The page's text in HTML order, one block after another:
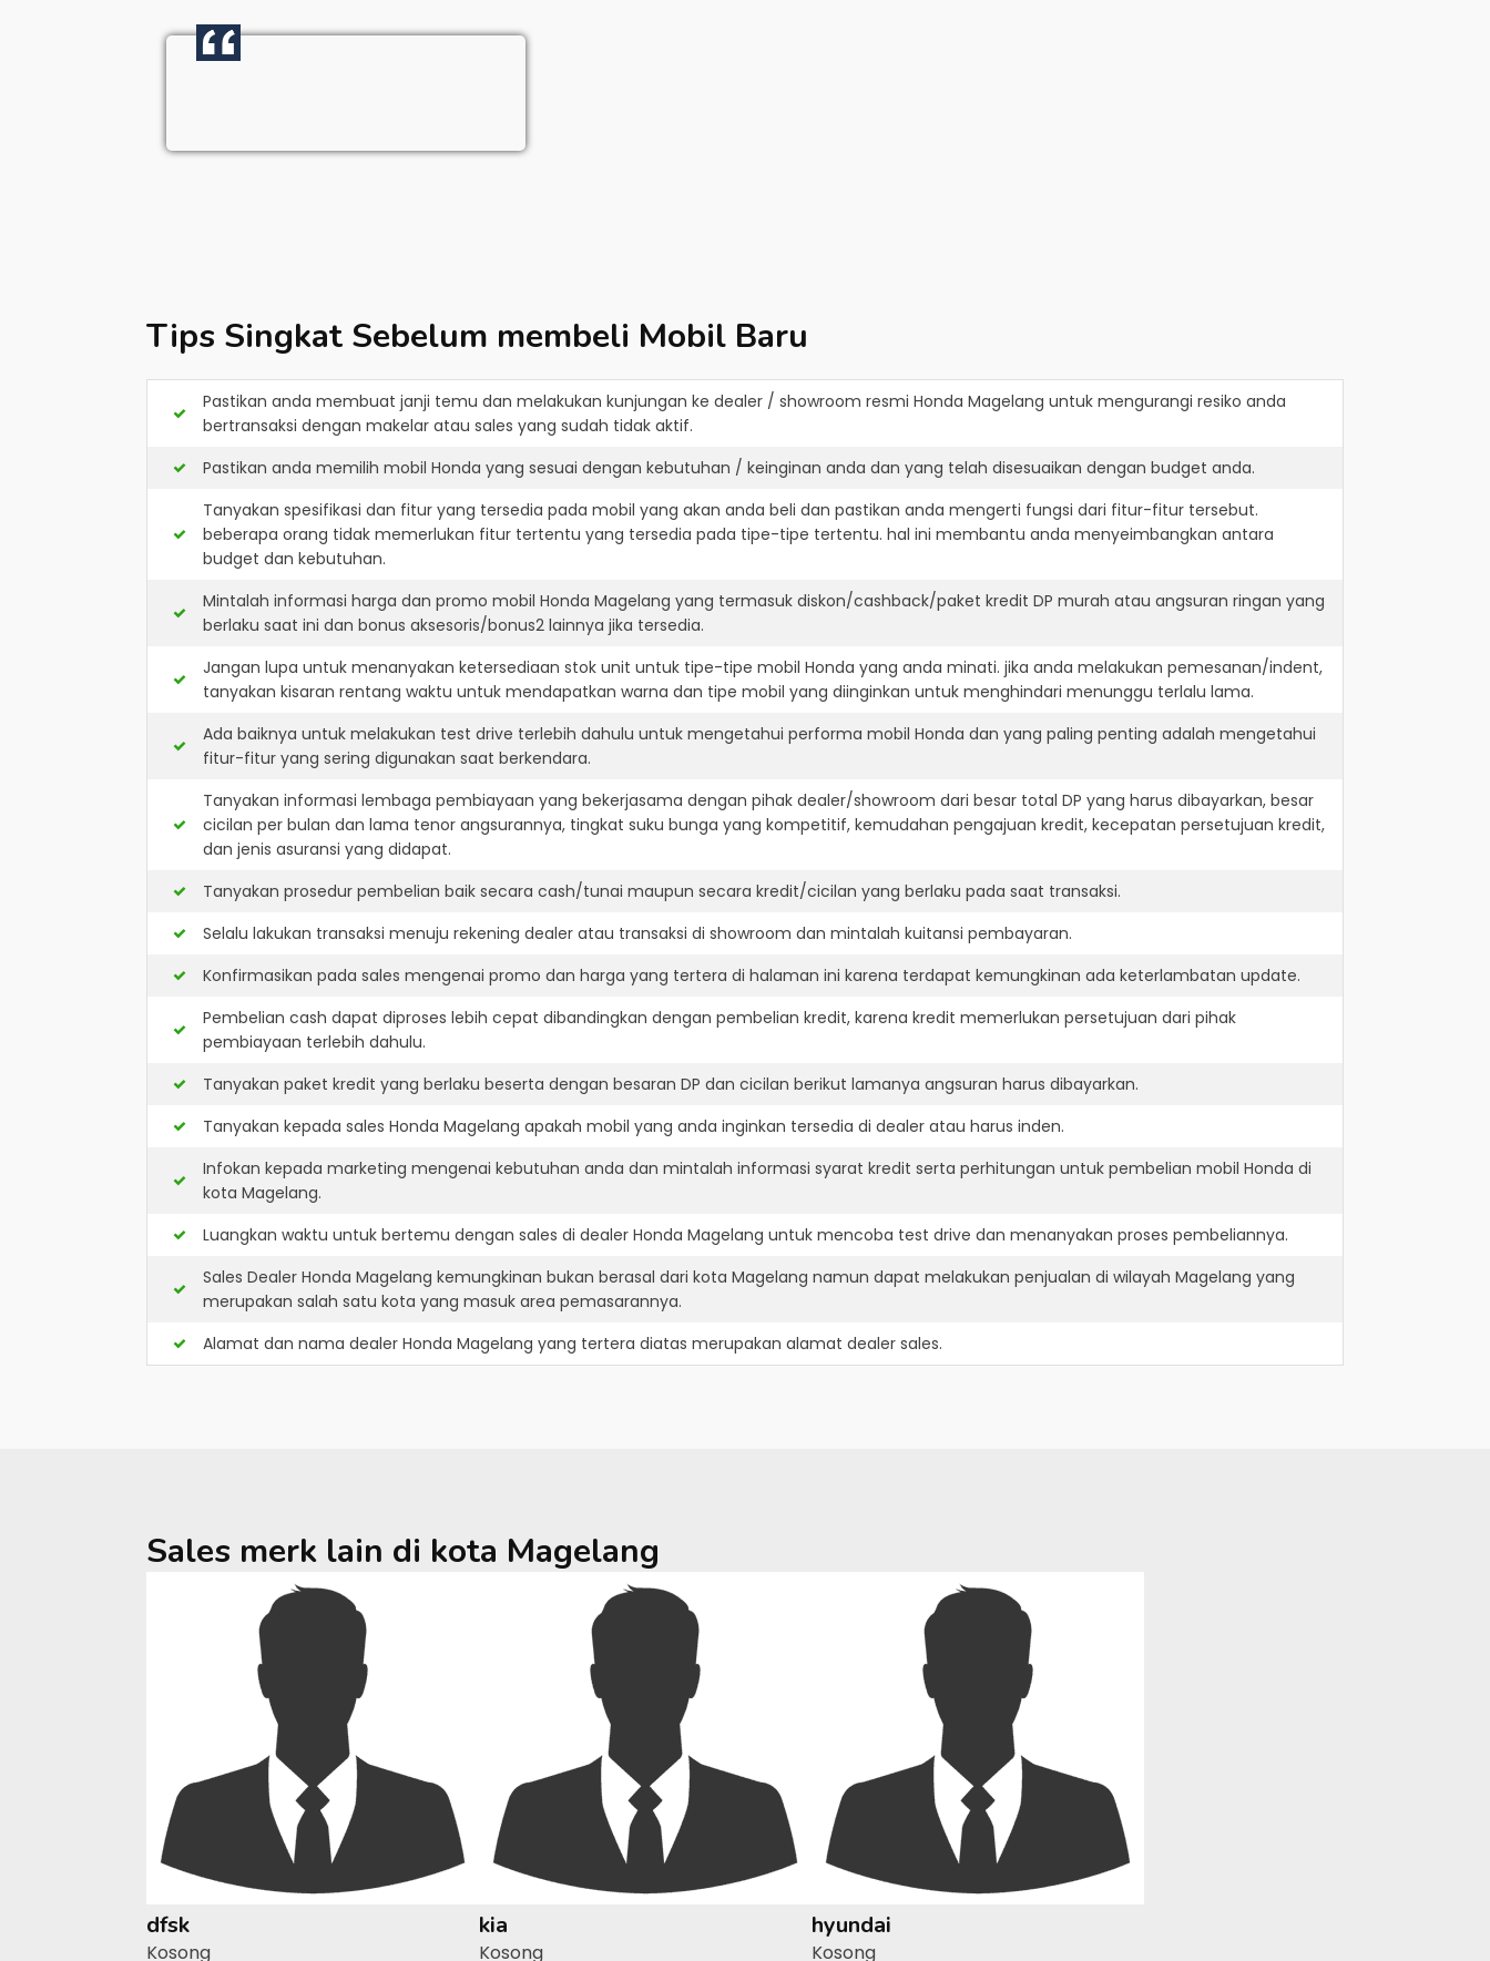
Tips Singkat Sebelum membeli Mobil Baru
Pastikan anda membuat janji temu dan melakukan kunjungan ke dealer / showroom resmi Honda Magelang untuk mengurangi resiko anda
bertransaksi dengan makelar atau sales yang sudah tidak aktif.
Pastikan anda memilih mobil Honda yang sesuai dengan kebutuhan / keinginan anda dan yang telah disesuaikan dengan budget anda.
Tanyakan spesifikasi dan fitur yang tersedia pada mobil yang akan anda beli dan pastikan anda mengerti fungsi dari fitur-fitur tersebut.
beberapa orang tidak memerlukan fitur tertentu yang tersedia pada tipe-tipe tertentu. hal ini membantu anda menyeimbangkan antara
budget dan kebutuhan.
Mintalah informasi harga dan promo mobil Honda Magelang yang termasuk diskon/cashback/paket kredit DP murah atau angsuran ringan yang
berlaku saat ini dan bonus aksesoris/bonus2 lainnya jika tersedia.
Jangan lupa untuk menanyakan ketersediaan stok unit untuk tipe-tipe mobil Honda yang anda minati. jika anda melakukan pemesanan/indent,
tanyakan kisaran rentang waktu untuk mendapatkan warna dan tipe mobil yang diinginkan untuk menghindari menunggu terlalu lama.
Ada baiknya untuk melakukan test drive terlebih dahulu untuk mengetahui performa mobil Honda dan yang paling penting adalah mengetahui
fitur-fitur yang sering digunakan saat berkendara.
Tanyakan informasi lembaga pembiayaan yang bekerjasama dengan pihak dealer/showroom dari besar total DP yang harus dibayarkan, besar
cicilan per bulan dan lama tenor angsurannya, tingkat suku bunga yang kompetitif, kemudahan pengajuan kredit, kecepatan persetujuan kredit,
dan jenis asuransi yang didapat.
Tanyakan prosedur pembelian baik secara cash/tunai maupun secara kredit/cicilan yang berlaku pada saat transaksi.
Selalu lakukan transaksi menuju rekening dealer atau transaksi di showroom dan mintalah kuitansi pembayaran.
Konfirmasikan pada sales mengenai promo dan harga yang tertera di halaman ini karena terdapat kemungkinan ada keterlambatan update.
Pembelian cash dapat diproses lebih cepat dibandingkan dengan pembelian kredit, karena kredit memerlukan persetujuan dari pihak
pembiayaan terlebih dahulu.
Tanyakan paket kredit yang berlaku beserta dengan besaran DP dan cicilan berikut lamanya angsuran harus dibayarkan.
Tanyakan kepada sales Honda Magelang apakah mobil yang anda inginkan tersedia di dealer atau harus inden.
Infokan kepada marketing mengenai kebutuhan anda dan mintalah informasi syarat kredit serta perhitungan untuk pembelian mobil Honda di
kota Magelang.
Luangkan waktu untuk bertemu dengan sales di dealer Honda Magelang untuk mencoba test drive dan menanyakan proses pembeliannya.
Sales Dealer Honda Magelang kemungkinan bukan berasal dari kota Magelang namun dapat melakukan penjualan di wilayah Magelang yang
merupakan salah satu kota yang masuk area pemasarannya.
Alamat dan nama dealer Honda Magelang yang tertera diatas merupakan alamat dealer sales.
Sales merk lain di kota Magelang
dfsk
Kosong
kia
Kosong
hyundai
Kosong